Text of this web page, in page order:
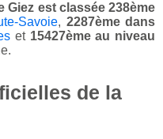
Giez est classée 238ème
Savoie, 2287ème dans
et 15427ème au niveau
de la